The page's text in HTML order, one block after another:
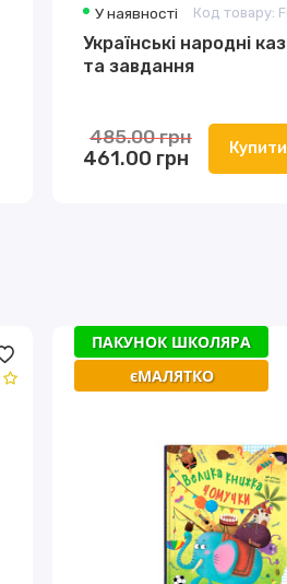
У наявності Код товару:
Українські народні
та завдання
461.00 грн
485.00 грн Купити
ПАКУНОК ШКОЛЯРА
єМАЛЯТКО